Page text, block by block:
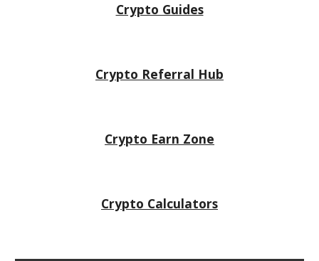
Crypto Guides
Crypto Referral Hub
Crypto Earn Zone
Crypto Calculators